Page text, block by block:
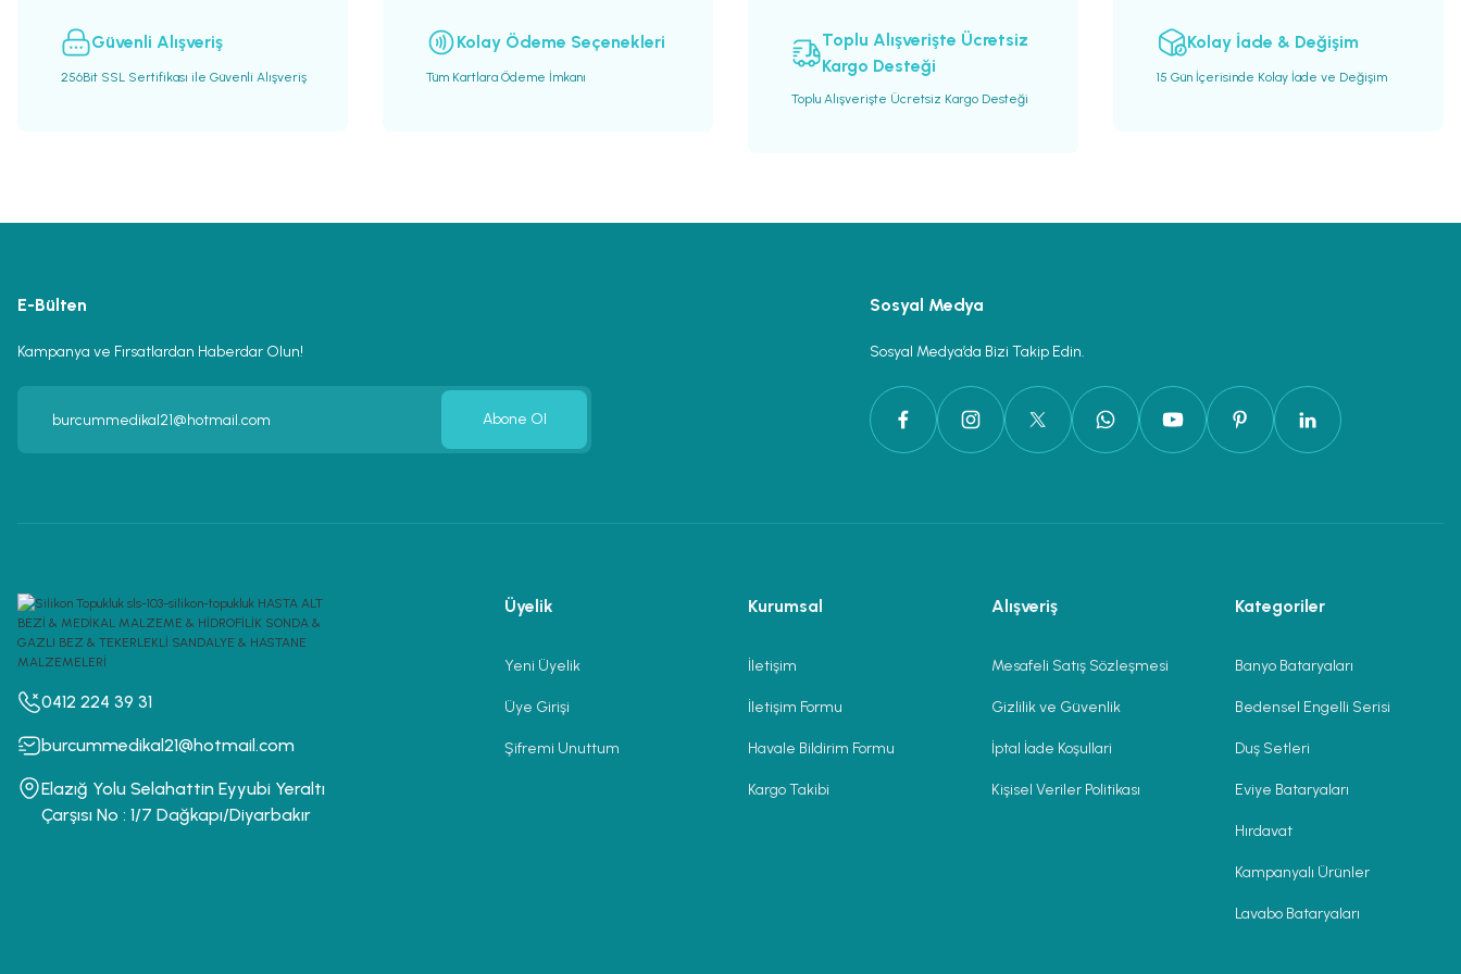
Güvenli Alışveriş
256Bit SSL Sertifikası ile Güvenli Alışveriş
Kolay Ödeme Seçenekleri
Tüm Kartlara Ödeme İmkanı
Toplu Alışverişte Ücretsiz
Kargo Desteği
Toplu Alışverişte Ücretsiz Kargo Desteği
Kolay İade & Değişim
15 Gün İçerisinde Kolay İade ve Değişim
E-Bülten
Kampanya ve Fırsatlardan Haberdar Olun!
Abone Ol
Sosyal Medya
Sosyal Medya’da Bizi Takip Edin.
0412 224 39 31
burcummedikal21@hotmail.com
Elazığ Yolu Selahattin Eyyubi Yeraltı
Çarşısı No : 1/7 Dağkapı/Diyarbakır
Üyelik
Yeni Üyelik
Üye Girişi
Şifremi Unuttum
Kurumsal
İletişim
İletişim Formu
Havale Bildirim Formu
Kargo Takibi
Alışveriş
Mesafeli Satış Sözleşmesi
Gizlilik ve Güvenlik
İptal İade Koşullari
Kişisel Veriler Politikası
Kategoriler
Banyo Bataryaları
Bedensel Engelli Serisi
Duş Setleri
Eviye Bataryaları
Hırdavat
Kampanyalı Ürünler
Lavabo Bataryaları